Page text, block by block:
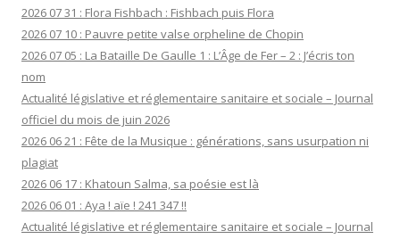
2026 07 31 : Flora Fishbach : Fishbach puis Flora
2026 07 10 : Pauvre petite valse orpheline de Chopin
2026 07 05 : La Bataille De Gaulle 1 : L’Âge de Fer – 2 : J’écris ton
nom
Actualité législative et réglementaire sanitaire et sociale – Journal
officiel du mois de juin 2026
2026 06 21 : Fête de la Musique : générations, sans usurpation ni
plagiat
2026 06 17 : Khatoun Salma, sa poésie est là
2026 06 01 : Aya ! aïe ! 241 347 !!
Actualité législative et réglementaire sanitaire et sociale – Journal